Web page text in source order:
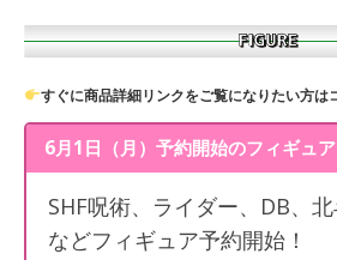
すぐに商品詳細リンクをご覧になりたい方は
6月1日（月）予約開始のフィギュア
SHF呪術、ライダー、DB、
などフィギュア予約開始！